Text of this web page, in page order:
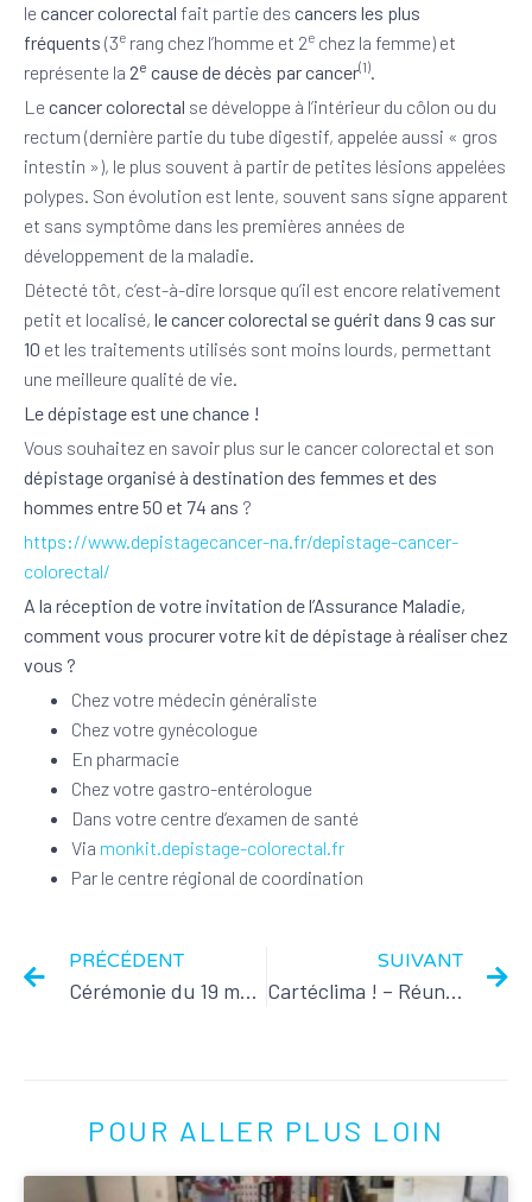
le cancer colorectal fait partie des cancers les plus
fréquents (3e rang chez l’homme et 2e chez la femme) et
représente la 2e cause de décès par cancer(1).
Le cancer colorectal se développe à l’intérieur du côlon ou du
rectum (dernière partie du tube digestif, appelée aussi « gros
intestin »), le plus souvent à partir de petites lésions appelées
polypes. Son évolution est lente, souvent sans signe apparent
et sans symptôme dans les premières années de
développement de la maladie.
Détecté tôt, c’est-à-dire lorsque qu’il est encore relativement
petit et localisé, le cancer colorectal se guérit dans 9 cas sur
10 et les traitements utilisés sont moins lourds, permettant
une meilleure qualité de vie.
Le dépistage est une chance !
Vous souhaitez en savoir plus sur le cancer colorectal et son
dépistage organisé à destination des femmes et des
hommes entre 50 et 74 ans ?
https://www.depistagecancer-na.fr/depistage-cancer-
colorectal/
A la réception de votre invitation de l’Assurance Maladie,
comment vous procurer votre kit de dépistage à réaliser chez
vous ?
Chez votre médecin généraliste
Chez votre gynécologue
En pharmacie
Chez votre gastro-entérologue
Dans votre centre d’examen de santé
Via monkit.depistage-colorectal.fr
Par le centre régional de coordination
PRÉCÉDENT
Cérémonie du 19 mars
SUIVANT
Cartéclima ! – Réunion publique
POUR ALLER PLUS LOIN